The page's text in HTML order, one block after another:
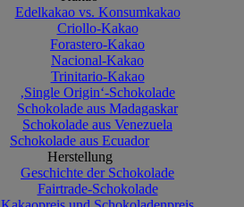
Edelkakao vs. Konsumkakao
Criollo-Kakao
Forastero-Kakao
Nacional-Kakao
Trinitario-Kakao
‚Single Origin‘-Schokolade
Schokolade aus Madagaskar
Schokolade aus Venezuela
Schokolade aus Ecuador
Herstellung
Geschichte der Schokolade
Fairtrade-Schokolade